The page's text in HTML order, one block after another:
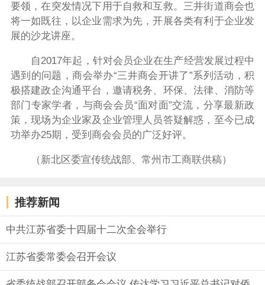
要领，在突发情况下用于自救和互救。三井街道商会也
将一如既往，以企业需求为先，开展各类有利于企业发
展的沙龙讲座。
自 2017年起，针对会员企业在生产经营发展过程中
遇到的问题，商会举办“三井商会开讲了”系列活动，积
极搭建政企沟通平台，邀请税务、环保、法律、消防等
部门专家学者，与商会会员“面对面”交流，分享最新政
策，现场为企业家及企业管理人员答疑解惑，至今已成
功举办25期，受到商会会员的广泛好评。
（新北区委宣传统战部、常州市工商联供稿）
推荐新闻
中共江苏省委十四届十二次全会举行
江苏省委常委会召开会议